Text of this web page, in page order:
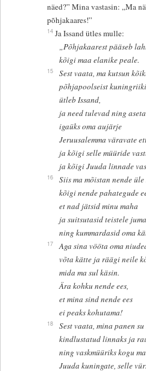
näed?” Mina vastasin: „Ma
põhjakaares!”
14 Ja Issand ütles mulle:
„Põhjakaarest pääseb
kõigi maa elanike peale.
15
Sest vaata, ma kutsun
põhjapoolseist
ütleb Issand,
ja need tulevad ning
igaüks oma aujärje
Jeruusalemma väravate
ja kõigi selle müüride
ja kõigi Juuda linnade
16
Siis ma mõistan nende
kõigi nende pahategude
et nad jätsid minu maha
ja suitsutasid teistele
ning kummardasid oma
17
Aga sina vööta oma
võta kätte ja räägi neile
mida ma sul käsin.
Ära kohku nende ees,
et mina sind nende ees
ei peaks kohutama!
18
Sest vaata, mina panen
kindlustatud linnaks ja
ning vaskmüüriks kogu
Juuda kuningate, selle